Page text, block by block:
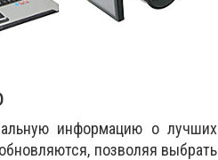
информацию о лучших
позволяя выбрать